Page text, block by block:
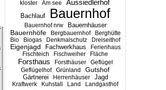
kloster
Am see Aussiedlerhof
Bachlauf Bauernhof
Bauernhof nrw Bauernhäuser
Bauernhöfe Bergbauernhof
Berghütte
Bio
Biogas Denkmalschutz Dreiseithof
Eigenjagd Fachwerkhaus
Ferienhaus
Fischteich
Fischweiher Fläche
Forsthaus Forsthäuser
Geflügel
Geflügelhof
Grünland
Gutshof
Gärtnerei
Herrenhäuser Jagd
Kraftwerk Kuhstall Land Landgasthof